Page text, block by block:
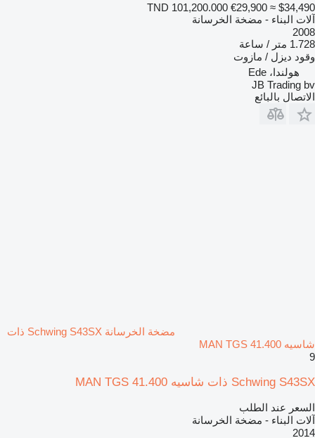
TND 101,200.000 €29,900 ≈ $34,490
آلات البناء - مضخة الخرسانة
2008
1.728 متر / ساعة
وقود ديزل / مازوت
هولندا، Ede
JB Trading bv
الاتصال بالبائع
مضخة الخرسانة Schwing S43SX ذات
شاسيه MAN TGS 41.400
9
Schwing S43SX ذات شاسيه MAN TGS 41.400
السعر عند الطلب
آلات البناء - مضخة الخرسانة
2014